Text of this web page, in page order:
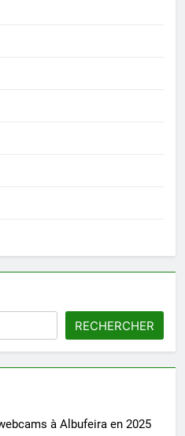
RECHERCHER
à Albufeira en 2025